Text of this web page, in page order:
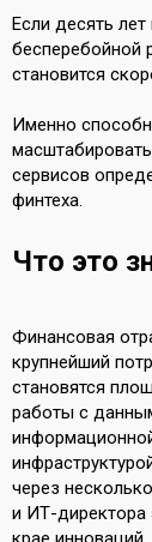
Если десять
бесперебойной
становится
Именно
сервисов
финтеха.
Что это
Финансовая
крупнейший
становятся
работы с
через
и ИТ-директора